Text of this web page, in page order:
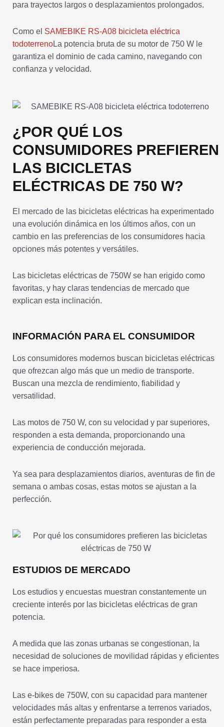
para trayectos largos o desplazamientos prolongados.
Como el SAMEBIKE RS-A08 bicicleta eléctrica
todoterrenoLa potencia bruta de su motor de 750 W le
garantiza el dominio de cada camino, navegando con
confianza y velocidad.
¿POR QUÉ LOS
CONSUMIDORES PREFIEREN
LAS BICICLETAS
ELÉCTRICAS DE 750 W?
El mercado de las bicicletas eléctricas ha experimentado
una evolución dinámica en los últimos años, con un
cambio en las preferencias de los consumidores hacia
opciones más potentes y versátiles.
Las bicicletas eléctricas de 750W se han erigido como
favoritas, y hay claras tendencias de mercado que
explican esta inclinación.
INFORMACIÓN PARA EL CONSUMIDOR
Los consumidores modernos buscan bicicletas eléctricas
que ofrezcan algo más que un medio de transporte.
Buscan una mezcla de rendimiento, fiabilidad y
versatilidad.
Las motos de 750 W, con su velocidad y par superiores,
responden a esta demanda, proporcionando una
experiencia de conducción mejorada.
Ya sea para desplazamientos diarios, aventuras de fin de
semana o ambas cosas, estas motos se ajustan a la
perfección.
ESTUDIOS DE MERCADO
Los estudios y encuestas muestran constantemente un
creciente interés por las bicicletas eléctricas de gran
potencia.
A medida que las zonas urbanas se congestionan, la
necesidad de soluciones de movilidad rápidas y eficientes
se hace imperiosa.
Las e-bikes de 750W, con su capacidad para mantener
velocidades más altas y enfrentarse a terrenos variados,
están perfectamente preparadas para responder a esta